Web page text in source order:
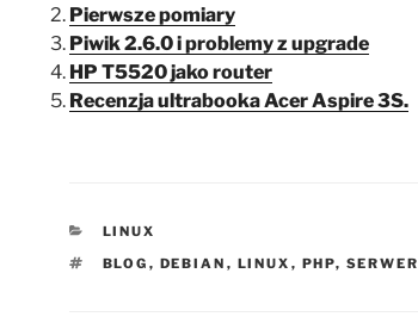
Pierwsze pomiary
Piwik 2.6.0 i problemy z upgrade
HP T5520 jako router
Recenzja ultrabooka Acer Aspire 3S.
KATEGORIE
LINUX
TAGI
BLOG , DEBIAN , LINUX , PHP, SERWER